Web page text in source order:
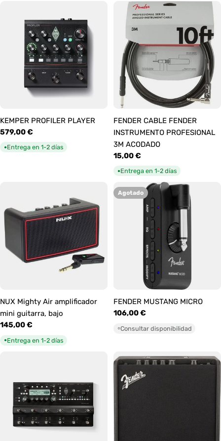
KEMPER PROFILER PLAYER
Precio
habitual
579,00 €
●Entrega en 1-2 días
FENDER CABLE FENDER
INSTRUMENTO PROFESIONAL
3M ACODADO
Precio
habitual
15,00 €
●Entrega en 1-2 días
NUX Mighty Air amplificador
mini guitarra, bajo
Precio
habitual
145,00 €
●Entrega en 1-2 días
Agotado
FENDER MUSTANG MICRO
Precio
106,00 €
○Consultar disponibilidad